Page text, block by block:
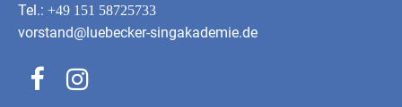
Tel.:+49 151 58725733
vorstand@luebecker-singakademie.de